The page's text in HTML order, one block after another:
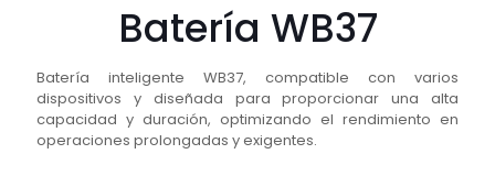
Batería WB37
Batería inteligente WB37, compatible con varios
dispositivos y diseñada para proporcionar una alta
capacidad y duración, optimizando el rendimiento en
operaciones prolongadas y exigentes.